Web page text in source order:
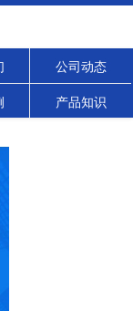
公司动态
产品知识